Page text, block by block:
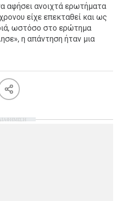
αφήσει ανοιχτά ερωτήματα
είχε επεκταθεί και ως
ωστόσο στο ερώτημα
η απάντηση ήταν μια